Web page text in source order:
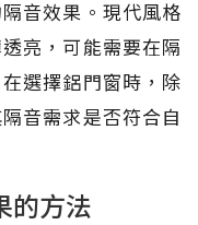
音效果。現代風格
亮，可能需要在隔
選擇鋁門窗時，除
音需求是否符合自
的方法